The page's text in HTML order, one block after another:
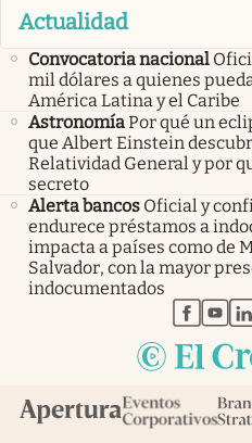
Actualidad
Convocatoria nacional
mil dólares a quienes
América Latina y el Caribe
AstronomíaPor qué un
que Albert Einstein
Relatividad General y por
secreto
Alerta bancos Oficial y
endurece préstamos a
impacta a países como de
Salvador, con la mayor
indocumentados
abre